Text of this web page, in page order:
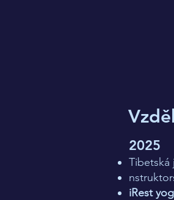
2025​
Tibetská
iRest